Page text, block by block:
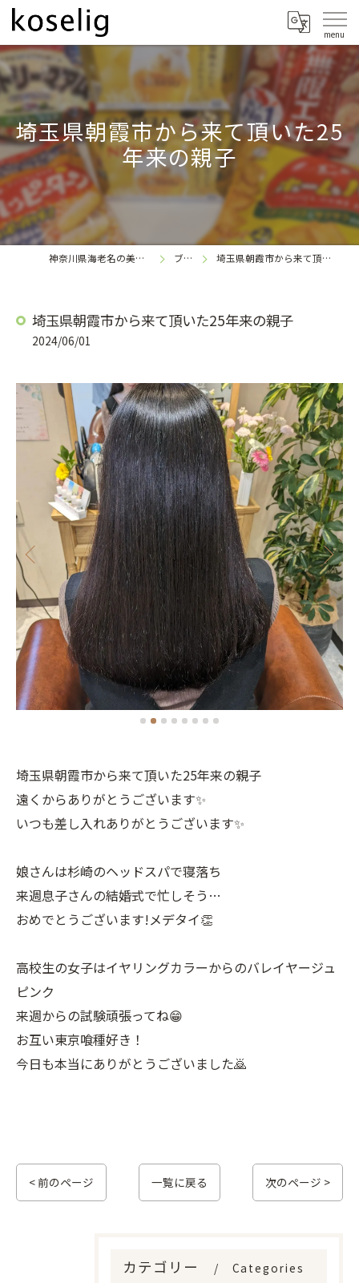
埼玉県朝霞市から来て頂いた25
年来の親子
神奈川県海老名の美容室なら koselig
ブログ 埼玉県朝霞市から来て頂いた25年来の親子
埼玉県朝霞市から来て頂いた25年来の親子
2024/06/01
埼玉県朝霞市から来て頂いた25年来の親子
遠くからありがとうございます✨
いつも差し入れありがとうございます✨
娘さんは杉崎のヘッドスパで寝落ち
来週息子さんの結婚式で忙しそう…
おめでとうございます!メデタイ👏
高校生の女子はイヤリングカラーからのバレイヤージュ
ピンク
来週からの試験頑張ってね😁
お互い東京喰種好き！
今日も本当にありがとうございました🙇
< 前のページ 一覧に戻る 次のページ >
カテゴリー Categories